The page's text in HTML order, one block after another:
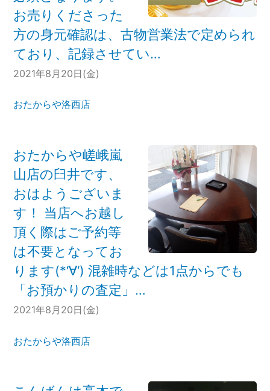
お売りくださった
方の身元確認は、古物営業法で定められ
ており、記録させてい…
2021年8月20日(金)
おたからや洛西店
おたからや嵯峨嵐
山店の臼井です、
おはようございま
す！ 当店へお越し
頂く際はご予約等
は不要となってお
ります(*‘∀‘) 混雑時などは1点からでも
「お預かりの査定」…
2021年8月20日(金)
おたからや洛西店